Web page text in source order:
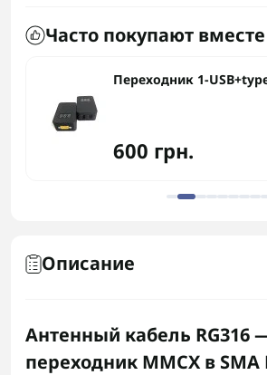
Часто покупают вместе
Переходник 1-
600 грн.
Описание
Антенный кабель RG316
переходник MMCX в SMA